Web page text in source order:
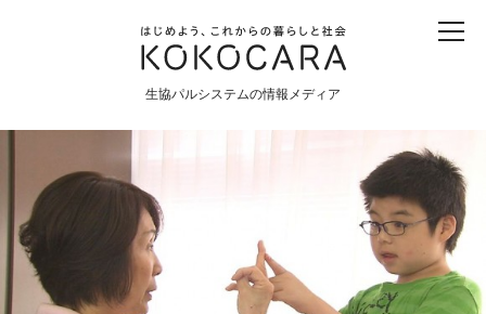
生協パルシステムの情報メディア
産直 食育 食べる 震災
食と農
暮らしと社会
環境と平和